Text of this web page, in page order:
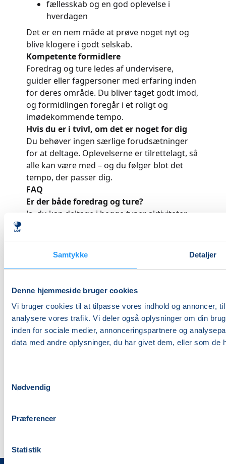
Samtykke Detaljer
Denne hjemmeside bruger cookies
Vi bruger cookies til at tilpasse vores indhold og annoncer,
analysere vores trafik. Vi deler også oplysninger om din
inden for sociale medier, annonceringspartnere og
data med andre oplysninger, du har givet dem, eller som de
Nødvendig
Præferencer
Statistik
fællesskab og en god oplevelse i
hverdagen
Det er en nem måde at prøve noget nyt og
blive klogere i godt selskab.
Kompetente formidlere
Foredrag og ture ledes af undervisere,
guider eller fagpersoner med erfaring inden
for deres område. Du bliver taget godt imod,
og formidlingen foregår i et roligt og
imødekommende tempo.
Hvis du er i tvivl, om det er noget for dig
Du behøver ingen særlige forudsætninger
for at deltage. Oplevelserne er tilrettelagt, så
alle kan være med – og du følger blot det
tempo, der passer dig.
FAQ
Er der både foredrag og ture?
Ja, du kan deltage i begge typer aktiviteter.
De fleste ture foregår i et roligt tempo. Det
fremgår ved tilmelding.
Nej, de fleste er tilrettelagt, så alle kan få
udbytte.
Foregår ture altid udendørs?
Det afhænger af aktiviteten, og det oplyses
ved tilmelding.
Vil du opleve mere og lære nyt? Se de